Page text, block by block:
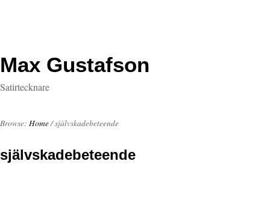
Max Gustafson
Satirtecknare
Browse: Home/självskadebeteende
självskadebeteende